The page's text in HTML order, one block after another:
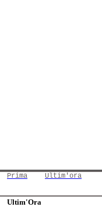
Prima Ultim'ora
Ultim'Ora